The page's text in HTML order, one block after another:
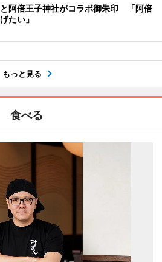
阿倍王子神社がコラボ御朱印 「阿倍
たい」
もっと見る
食べる